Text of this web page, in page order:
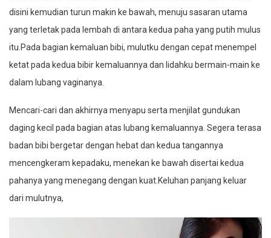
disini kemudian turun makin ke bawah, menuju sasaran utama
yang terletak pada lembah di antara kedua paha yang putih mulus
itu.Pada bagian kemaluan bibi, mulutku dengan cepat menempel
ketat pada kedua bibir kemaluannya dan lidahku bermain-main ke
dalam lubang vaginanya.
Mencari-cari dan akhirnya menyapu serta menjilat gundukan
daging kecil pada bagian atas lubang kemaluannya. Segera terasa
badan bibi bergetar dengan hebat dan kedua tangannya
mencengkeram kepadaku, menekan ke bawah disertai kedua
pahanya yang menegang dengan kuat.Keluhan panjang keluar
dari mulutnya,